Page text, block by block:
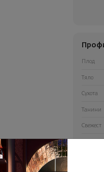
Плод
Тяло
Сухота
Танини
Свежест